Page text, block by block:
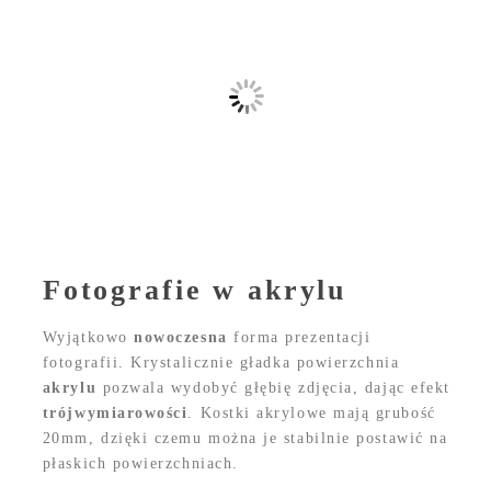
Fotografie w akrylu
Wyjątkowonowoczesna forma prezentacji
fotografii. Krystalicznie gładka powierzchnia
akrylu pozwala wydobyć głębię zdjęcia, dając efekt
trójwymiarowości
. Kostki akrylowe mają grubość
20mm, dzięki czemu można je stabilnie postawić na
płaskich powierzchniach.